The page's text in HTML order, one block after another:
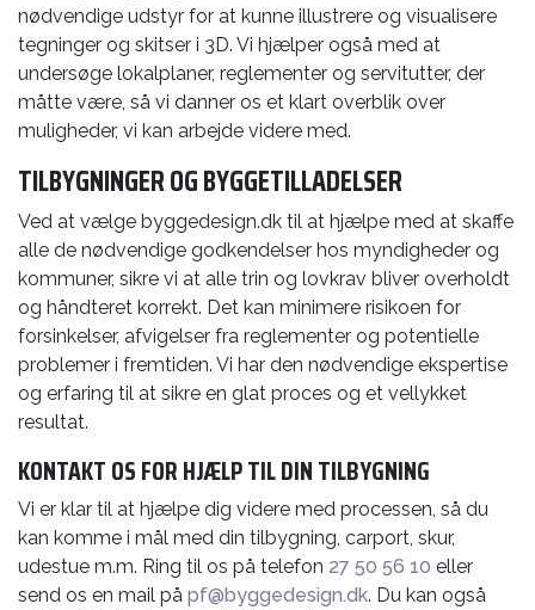
nødvendige udstyr for at kunne illustrere og visualisere
tegninger og skitser i 3D. Vi hjælper også med at
undersøge lokalplaner, reglementer og servitutter, der
måtte være, så vi danner os et klart overblik over
muligheder, vi kan arbejde videre med.
TILBYGNINGER OG BYGGETILLADELSER
Ved at vælge byggedesign.dk til at hjælpe med at skaffe
alle de nødvendige godkendelser hos myndigheder og
kommuner, sikre vi at alle trin og lovkrav bliver overholdt
og håndteret korrekt. Det kan minimere risikoen for
forsinkelser, afvigelser fra reglementer og potentielle
problemer i fremtiden. Vi har den nødvendige ekspertise
og erfaring til at sikre en glat proces og et vellykket
resultat.
KONTAKT OS FOR HJÆLP TIL DIN TILBYGNING
Vi er klar til at hjælpe dig videre med processen, så du
kan komme i mål med din tilbygning, carport, skur,
udestue m.m. Ring til os på telefon 27 50 56 10 eller
send os en mail på pf@byggedesign.dk. Du kan også